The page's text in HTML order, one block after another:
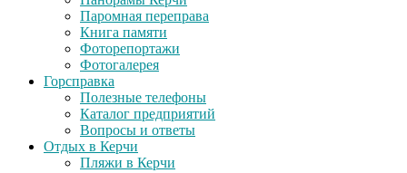
Паромная переправа
Книга памяти
Фоторепортажи
Фотогалерея
Горсправка
Полезные телефоны
Каталог предприятий
Вопросы и ответы
Отдых в Керчи
Пляжи в Керчи